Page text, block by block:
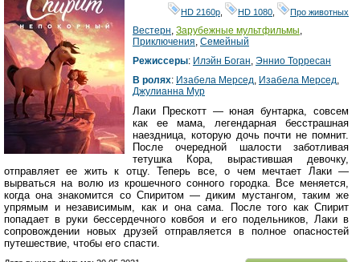
HD 2160р HD 1080 Про животных
Вестерн, Зарубежные мультфильмы,
Приключения, Семейный
Режиссеры: Илэйн Боган, Эннио Торресан
В ролях: Изабела Мерсед, Изабела Мерсед,
Джулианна Мур
Лаки Прескотт — юная бунтарка, совсем
как ее мама, легендарная бесстрашная
наездница, которую дочь почти не помнит.
После очередной шалости заботливая
тетушка Кора, вырастившая девочку,
отправляет ее жить к отцу. Теперь все, о чем мечтает Лаки —
вырваться на волю из крошечного сонного городка. Все меняется,
когда она знакомится со Спиритом — диким мустангом, таким же
упрямым и независимым, как и она сама. После того как Спирит
попадает в руки бессердечного ковбоя и его подельников, Лаки в
сопровождении новых друзей отправляется в полное опасностей
путешествие, чтобы его спасти.